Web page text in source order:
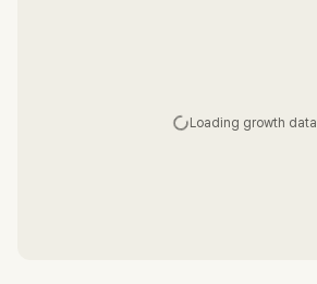
Loading growth data